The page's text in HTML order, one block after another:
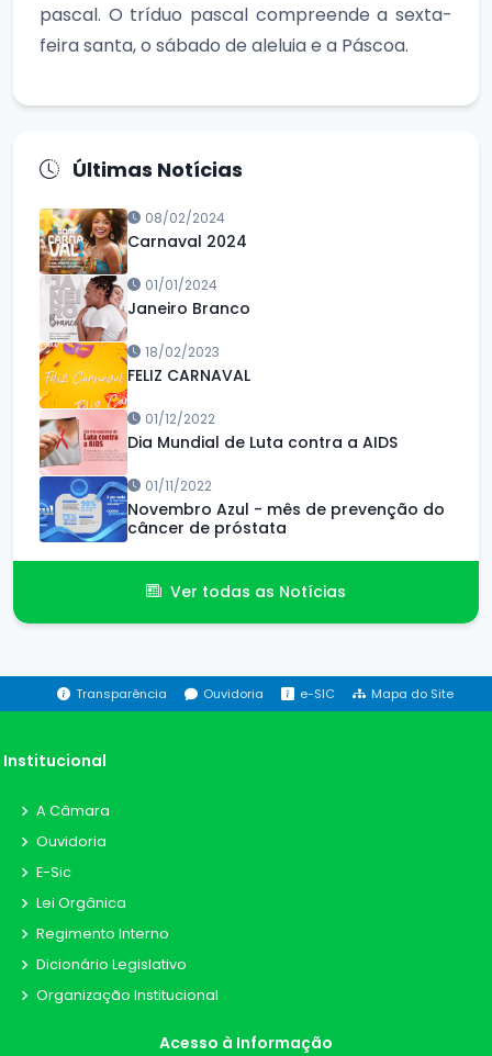
pascal. O tríduo pascal compreende a sexta-
feira santa, o sábado de aleluia e a Páscoa.
Últimas Notícias
08/02/2024
Carnaval 2024
01/01/2024
Janeiro Branco
18/02/2023
FELIZ CARNAVAL
01/12/2022
Dia Mundial de Luta contra a AIDS
01/11/2022
Novembro Azul - mês de prevenção do
câncer de próstata
Ver todas as Notícias
Transparência Ouvidoria e-SIC Mapa do Site
Institucional
A Câmara
Ouvidoria
E-Sic
Lei Orgânica
Regimento Interno
Dicionário Legislativo
Organização Institucional
Acesso à Informação